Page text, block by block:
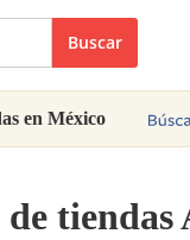
Buscar
en México